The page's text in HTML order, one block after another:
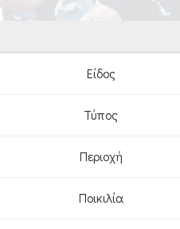
Είδος
Τύπος
Περιοχή
Ποικιλία